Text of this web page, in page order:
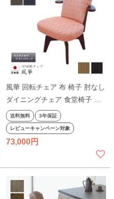
風華 回転チェア 布 椅子 肘なし
ダイニングチェア 食堂椅子 回
転式 高暖卓用 ダイニングこた
つ用 シンプル アサヒ 日本製 国
産
送料無料 3年保証
レビューキャンペーン対象
73,000